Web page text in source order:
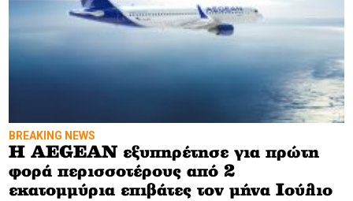
BREAKING NEWS
Η AEGEAN εξυπηρέτησε για πρώτη
φορά περισσοτέρους από 2
εκατομμύρια επιβάτες τον μήνα Ιούλιο